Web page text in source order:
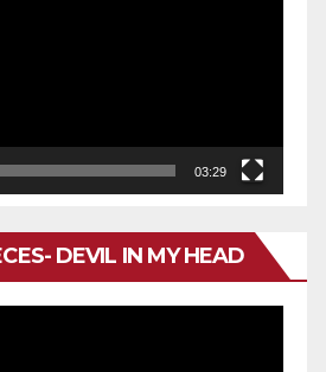
03:29
DEVIL IN MY HEAD